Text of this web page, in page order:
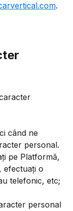
.
când ne
personal.
pe Platformă,
efectuați o
telefonic, etc;
personal